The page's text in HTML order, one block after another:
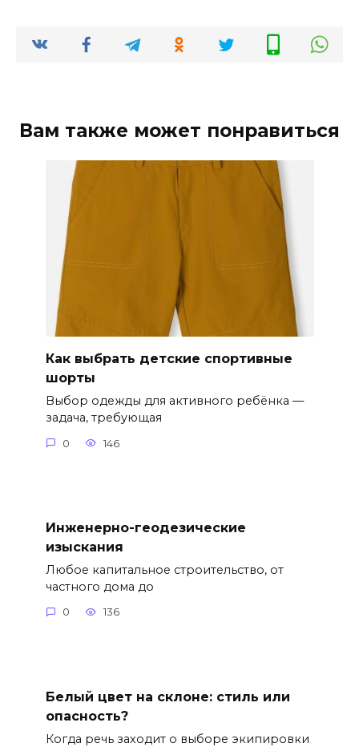
Вам также может понравиться
Как выбрать детские спортивные
шорты
Выбор одежды для активного ребёнка —
задача, требующая
0 146
Инженерно-геодезические
изыскания
Любое капитальное строительство, от
частного дома до
0 136
Белый цвет на склоне: стиль или
опасность?
Когда речь заходит о выборе экипировки